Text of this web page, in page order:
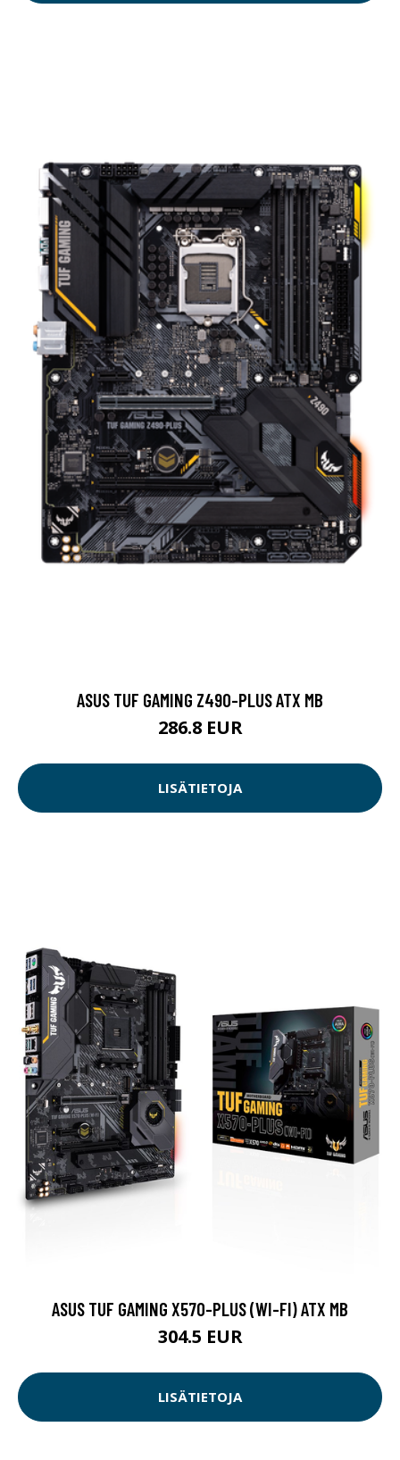
ASUS TUF GAMING Z490-PLUS ATX MB
286.8 EUR
LISÄTIETOJA
ASUS TUF GAMING X570-PLUS (WI-FI) ATX MB
304.5 EUR
LISÄTIETOJA